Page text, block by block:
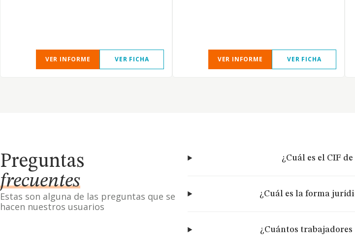
VER INFORME VER FICHA VER INFORME VER FICHA
Preguntas
frecuentes
Estas son alguna de las preguntas que se
hacen nuestros usuarios
¿Cuál es el CIF
¿Cuál es la forma
¿Cuántos trabajadores